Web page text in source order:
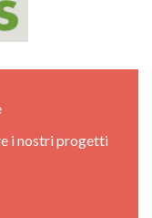
i nostri progetti